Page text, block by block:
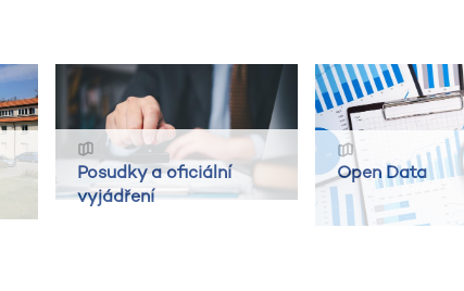
Open Data
Posudky a oficiální
vyjádření